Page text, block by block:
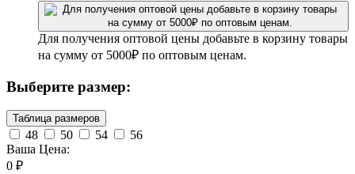
Для получения оптовой цены добавьте в корзину товары
на сумму от 5000₽ по оптовым ценам.
Выберите размер:
Таблица размеров
48 50 54
56
Ваша Цена:
0 ₽